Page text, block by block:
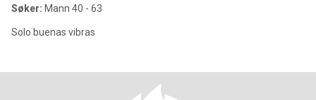
Søker: Mann 40 - 63
Solo buenas vibras